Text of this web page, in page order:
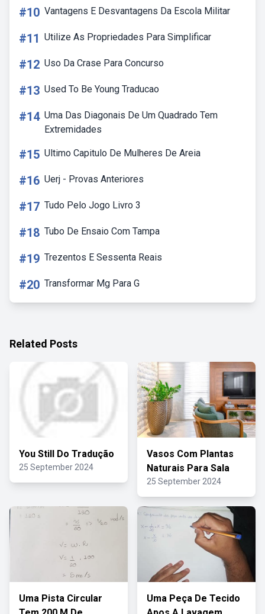
#10 Vantagens E Desvantagens Da Escola Militar
#11 Utilize As Propriedades Para Simplificar
#12 Uso Da Crase Para Concurso
#13 Used To Be Young Traducao
#14 Uma Das Diagonais De Um Quadrado Tem
Extremidades
#15 Ultimo Capitulo De Mulheres De Areia
#16 Uerj - Provas Anteriores
#17 Tudo Pelo Jogo Livro 3
#18 Tubo De Ensaio Com Tampa
#19 Trezentos E Sessenta Reais
#20 Transformar Mg Para G
Related Posts
You Still Do Tradução
25 September 2024
Vasos Com Plantas
Naturais Para Sala
25 September 2024
Uma Pista Circular
Uma Peça De Tecido